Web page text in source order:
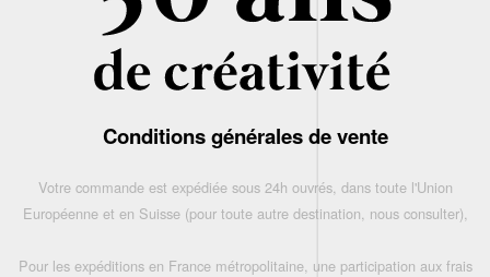
Conditions générales de vente
Votre commande est expédiée sous 24h ouvrés, dans toute l'Union
Européenne et en Suisse (pour toute autre destination, nous consulter),
Pour les expéditions en France métropolitaine, une participation aux frais